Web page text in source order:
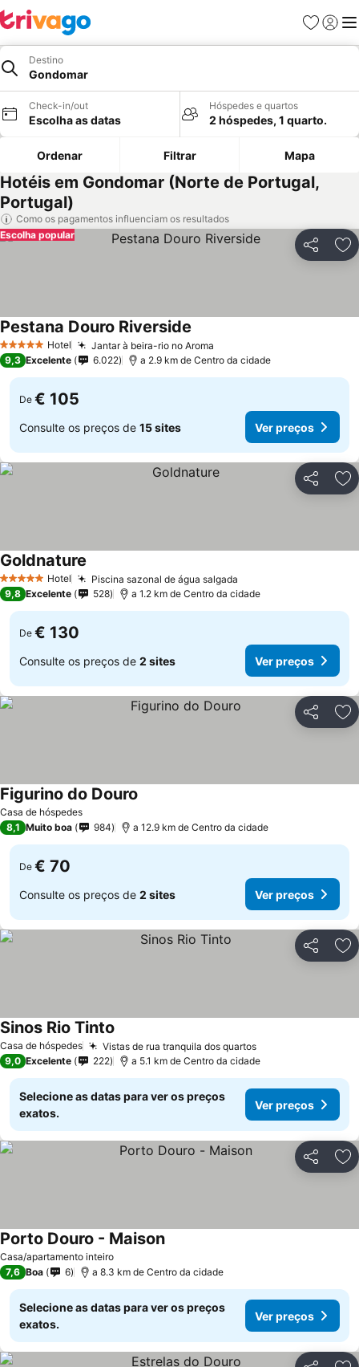
Favoritos
Iniciar
Destino
Gondomar
Check-in/out
Escolha as datas
Hóspedes e quartos
2 hóspedes, 1 quarto.
Ordenar Filtrar Mapa
Hotéis em Gondomar (Norte de Portugal,
Portugal)
Como os pagamentos influenciam os resultados
Partilhar
Escolha popular
5 Estrelas Hotel Jantar à beira-rio no Aroma
Pestana Douro Riverside
9,3 Excelente 6.022 a 2.9 km de Centro da cidade
De € 105
Consulte os preços de 15 sites Ver preços
Partilhar
5 Estrelas Hotel Piscina sazonal de água salgada
Goldnature
9,8 Excelente 528 a 1.2 km de Centro da cidade
De € 130
Consulte os preços de 2 sites Ver preços
Partilhar
Casa de hóspedes
Figurino do Douro
8,1 Muito boa 984 a 12.9 km de Centro da cidade
De € 70
Consulte os preços de 2 sites Ver preços
Partilhar
Casa de hóspedes Vistas de rua tranquila dos quartos
Sinos Rio Tinto
9,0 Excelente 222 a 5.1 km de Centro da cidade
Selecione as datas para ver os preços
exatos.
Ver preços
Partilhar
Casa/apartamento inteiro
Porto Douro - Maison
7,6 Boa 6 a 8.3 km de Centro da cidade
Selecione as datas para ver os preços
exatos.
Ver preços